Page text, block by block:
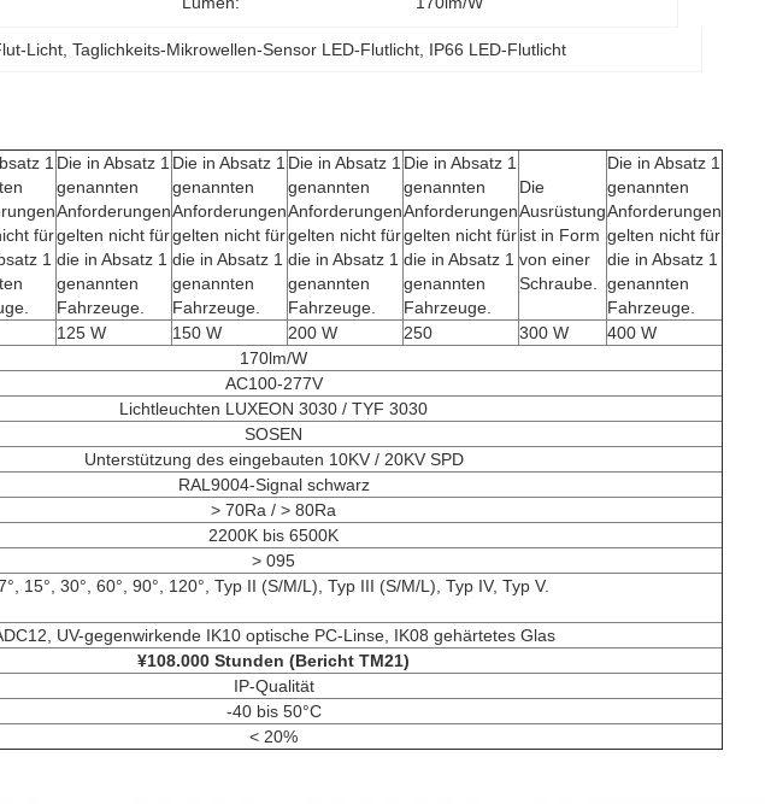
Licht , Taglichkeits-Mikrowellen-Sensor LED-Flutlicht IP66 LED-Flutlicht
1
für
1
Die in Absatz 1
genannten
Anforderungen
gelten nicht für
die in Absatz 1
genannten
Fahrzeuge.
Die in Absatz 1
genannten
Anforderungen
gelten nicht für
die in Absatz 1
genannten
Fahrzeuge.
Die in Absatz 1
genannten
Anforderungen
gelten nicht für
die in Absatz 1
genannten
Fahrzeuge.
Die in Absatz 1
genannten
Anforderungen
gelten nicht für
die in Absatz 1
genannten
Fahrzeuge.
Die
Ausrüstung
ist in Form
von einer
Schraube.
Die in Absatz 1
genannten
Anforderungen
gelten nicht für
die in Absatz 1
genannten
Fahrzeuge.
125 W 150 W 200 W 250 300 W
400 W
170lm/W
AC100-277V
Lichtleuchten LUXEON 3030 / TYF 3030
SOSEN
Unterstützung des eingebauten 10KV / 20KV SPD
RAL9004-Signal schwarz
> 70Ra / > 80Ra
2200K bis 6500K
> 095
15°, 30°, 60°, 90°, 120°, Typ II (S/M/L), Typ III (S/M/L), Typ IV, Typ V.
UV-gegenwirkende IK10 optische PC-Linse, IK08 gehärtetes Glas
¥108.000 Stunden (Bericht TM21)
IP-Qualität
-40 bis 50°C
< 20%